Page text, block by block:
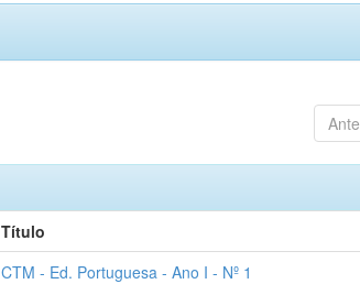
Título
CTM - Ed. Portuguesa - Ano I - Nº 1